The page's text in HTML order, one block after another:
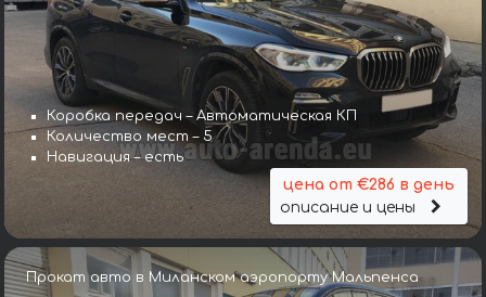
Коробка передач – Автоматическая КП
Количество мест – 5
Навигация – есть
цена от €286 в день
описание и цены
Прокат авто в Миланском аэропорту Мальпенса